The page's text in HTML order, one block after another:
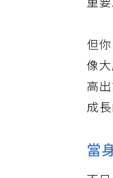
重
但
像
高
成長
當